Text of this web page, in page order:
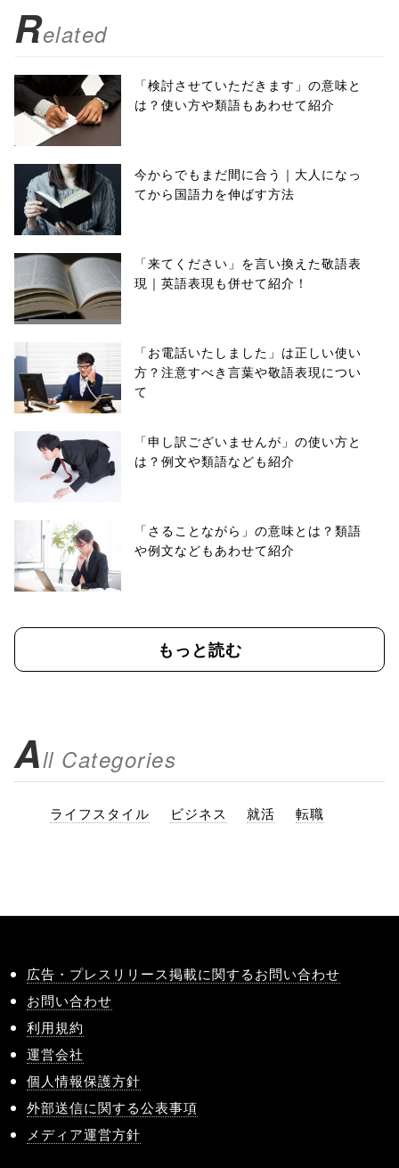
Related
「検討させていただきます」の意味と
は？使い方や類語もあわせて紹介
今からでもまだ間に合う｜大人になっ
てから国語力を伸ばす方法
「来てください」を言い換えた敬語表
現｜英語表現も併せて紹介！
「お電話いたしました」は正しい使い
方？注意すべき言葉や敬語表現につい
て
「申し訳ございませんが」の使い方と
は？例文や類語なども紹介
「さることながら」の意味とは？類語
や例文などもあわせて紹介
もっと読む
All Categories
ライフスタイル ビジネス 就活 転職
広告・プレスリリース掲載に関するお問い合わせ
お問い合わせ
利用規約
運営会社
個人情報保護方針
外部送信に関する公表事項
メディア運営方針